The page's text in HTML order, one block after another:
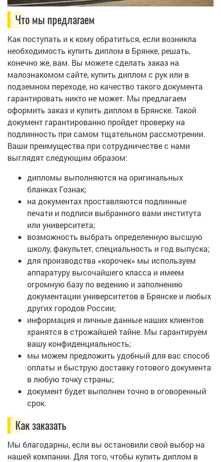
Что мы предлагаем
Как поступать и к кому обратиться, если возникла
необходимость купить диплом в Брянке, решать,
конечно же, вам. Вы можете сделать заказ на
малознакомом сайте, купить диплом с рук или в
подземном переходе, но качество такого документа
гарантировать никто не может. Мы предлагаем
оформить заказ и купить диплом в Брянске. Такой
документ гарантированно пройдет проверку на
подлинность при самом тщательном рассмотрении.
Ваши преимущества при сотрудничестве с нами
выглядят следующим образом:
дипломы выполняются на оригинальных
бланках Гознак;
на документах проставляются подлинные
печати и подписи выбранного вами института
или университета;
возможность выбрать определенную высшую
школу, факультет, специальность и год выпуска;
для производства «корочек» мы используем
аппаратуру высочайшего класса и имеем
огромную базу по ведению и заполнению
документации университетов в Брянске и любых
других городов России;
информация и личные данные наших клиентов
хранятся в строжайшей тайне. Мы гарантируем
вашу конфиденциальность;
мы можем предложить удобный для вас способ
оплаты и быструю доставку готового документа
в любую точку страны;
документ будет выполнен точно в оговоренный
срок.
Как заказать
Мы благодарны, если вы остановили свой выбор на
нашей компании. Для того, чтобы купить диплом в